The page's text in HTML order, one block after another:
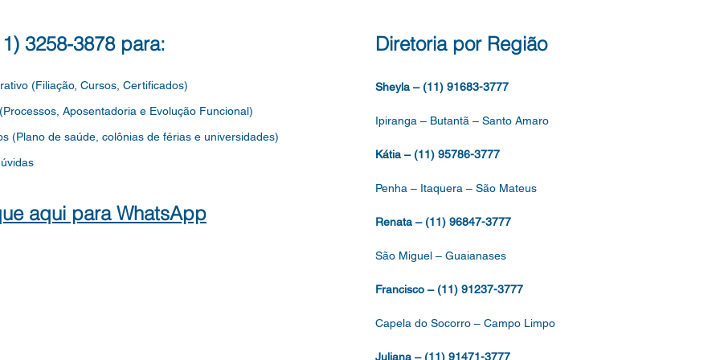
3258-3878 para:
(Filiação, Cursos, Certificados)
Aposentadoria e Evolução Funcional)
(Plano de saúde, colônias de férias e universidades)
aqui para WhatsApp
Diretoria por Região
Sheyla – (11) 91683-3777
Ipiranga – Butantã – Santo Amaro
Kátia – (11) 95786-3777
Penha – Itaquera – São Mateus
Renata – (11) 96847-3777
São Miguel – Guaianases
Francisco – (11) 91237-3777
Capela do Socorro – Campo Limpo
Juliana – (11) 91471-3777